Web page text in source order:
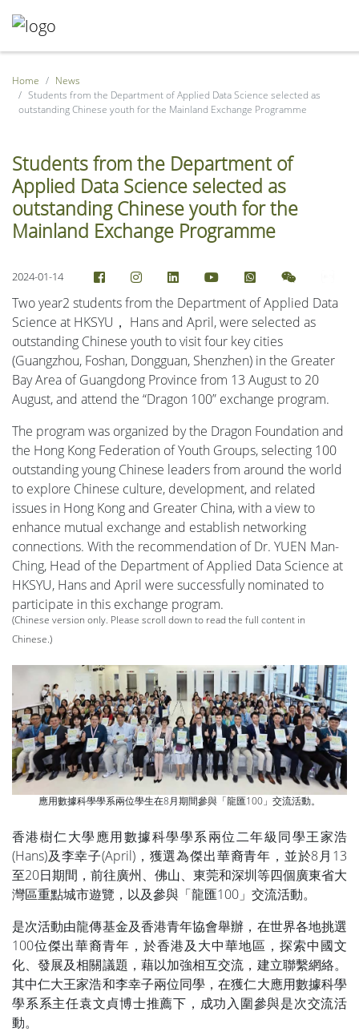
Home
News
Students from the Department of Applied Data Science selected as
outstanding Chinese youth for the Mainland Exchange Programme
Students from the Department of
Applied Data Science selected as
outstanding Chinese youth for the
Mainland Exchange Programme
2024-01-14
Two year2 students from the Department of Applied Data
Science at HKSYU， Hans and April, were selected as
outstanding Chinese youth to visit four key cities
(Guangzhou, Foshan, Dongguan, Shenzhen) in the Greater
Bay Area of Guangdong Province from 13 August to 20
August, and attend the “Dragon 100” exchange program.
The program was organized by the Dragon Foundation and
the Hong Kong Federation of Youth Groups, selecting 100
outstanding young Chinese leaders from around the world
to explore Chinese culture, development, and related
issues in Hong Kong and Greater China, with a view to
enhance mutual exchange and establish networking
connections. With the recommendation of Dr. YUEN Man-
Ching, Head of the Department of Applied Data Science at
HKSYU, Hans and April were successfully nominated to
participate in this exchange program.
(Chinese version only. Please scroll down to read the full content in
Chinese.)
應用數據科學學系兩位學生在8月期間參與「龍匯100」交流活動。
香港樹仁大學應用數據科學學系兩位二年級同學王家浩
(Hans)及李幸子(April)，獲選為傑出華裔青年，並於8月13
至20日期間，前往廣州、佛山、東莞和深圳等四個廣東省大
灣區重點城市遊覽，以及參與「龍匯100」交流活動。
是次活動由龍傳基金及香港青年協會舉辦，在世界各地挑選
100位傑出華裔青年，於香港及大中華地區，探索中國文
化、發展及相關議題，藉以加強相互交流，建立聯繫網絡。
其中仁大王家浩和李幸子兩位同學，在獲仁大應用數據科學
學系系主任袁文貞博士推薦下，成功入圍參與是次交流活
動。